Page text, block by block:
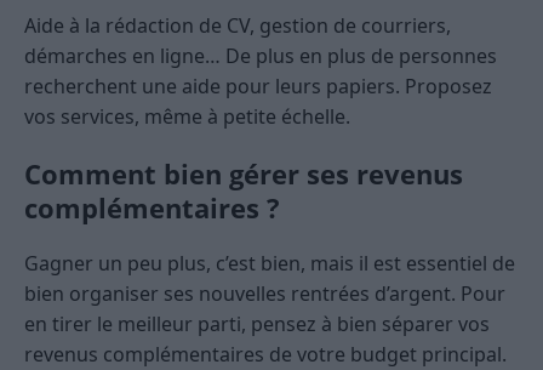
Aide à la rédaction de CV, gestion de courriers,
démarches en ligne… De plus en plus de personnes
recherchent une aide pour leurs papiers. Proposez
vos services, même à petite échelle.
Comment bien gérer ses revenus
complémentaires ?
Gagner un peu plus, c’est bien, mais il est essentiel de
bien organiser ses nouvelles rentrées d’argent. Pour
en tirer le meilleur parti, pensez à bien séparer vos
revenus complémentaires de votre budget principal.